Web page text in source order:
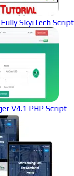
SkyiTech Script
V4.1 PHP Script